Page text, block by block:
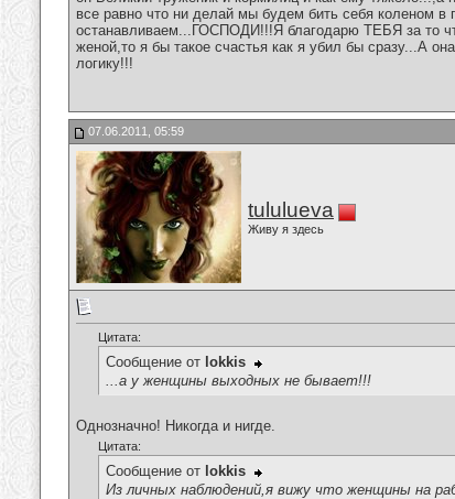
все равно что ни делай мы будем бить себя коленом
останавливаем...ГОСПОДИ!!!Я благодарю ТЕБЯ за то
женой,то я бы такое счастья как я убил бы сразу...А
логику!!!
07.06.2011, 05:59
tululueva
Живу я здесь
Цитата:
Сообщение от lokkis
...а у женщины выходных не бывает!!!
Однозначно! Никогда и нигде.
Цитата:
Сообщение от lokkis
Из личных наблюдений,я вижу что женщины на